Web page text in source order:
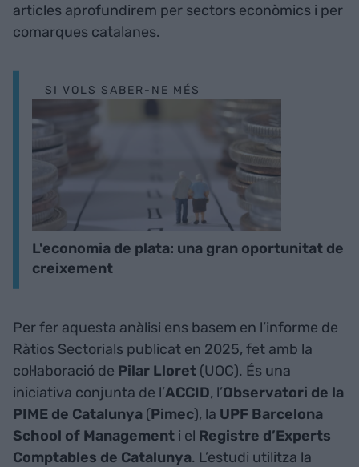
articles aprofundirem per sectors econòmics i per
comarques catalanes.
SI VOLS SABER-NE MÉS
L'economia de plata: una gran oportunitat de
creixement
Per fer aquesta anàlisi ens basem en l’informe de
Ràtios Sectorials publicat en 2025, fet amb la
col·laboració de Pilar Lloret (UOC). És una
iniciativa conjunta de l’ACCID, l’Observatori de la
PIME de Catalunya (Pimec), la UPF Barcelona
School of Management i el Registre d’Experts
Comptables de Catalunya. L’estudi utilitza la